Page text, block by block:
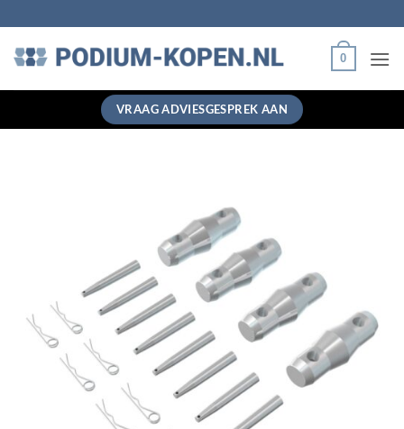
naar
inhoud
0
VRAAG ADVIESGESPREK AAN